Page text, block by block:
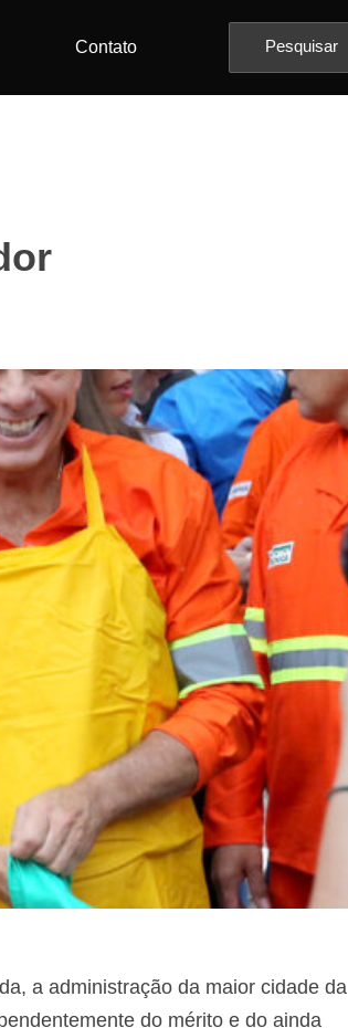
Contato
a administração da maior cidade da
do mérito e do ainda